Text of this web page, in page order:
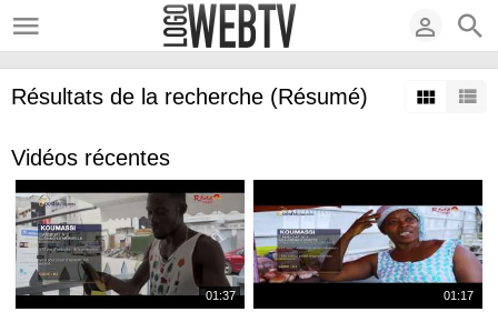
Résultats de la recherche (Résumé)
Vidéos récentes
01:37 01:17